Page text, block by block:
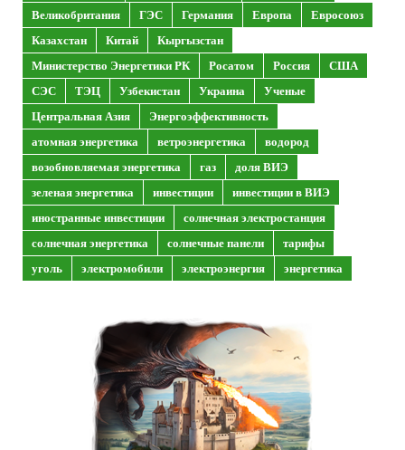
Великобритания
ГЭС Германия Европа
Евросоюз
Казахстан
Китай
Кыргызстан
Министерство Энергетики РК
Росатом Россия
США
СЭС
ТЭЦ Узбекистан Украина
Ученые
Центральная Азия
Энергоэффективность
атомная энергетика
ветроэнергетика
водород
возобновляемая энергетика
газ
доля ВИЭ
зеленая энергетика
инвестиции
инвестиции в ВИЭ
иностранные инвестиции
солнечная электростанция
солнечная энергетика
солнечные панели
тарифы
уголь
электромобили электроэнергия энергетика